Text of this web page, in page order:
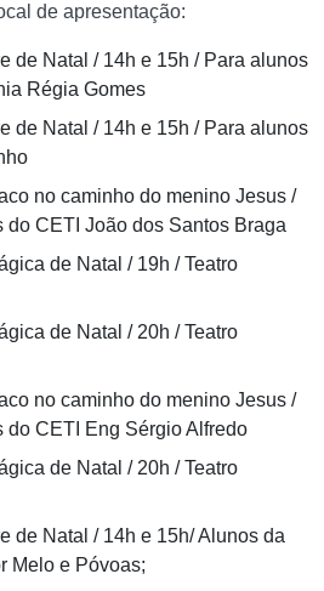
de apresentação:
de Natal / 14h e 15h / Para alunos
Régia Gomes
de Natal / 14h e 15h / Para alunos
no caminho do menino Jesus /
do CETI João dos Santos Braga
de Natal / 19h / Teatro
de Natal / 20h / Teatro
no caminho do menino Jesus /
do CETI Eng Sérgio Alfredo
de Natal / 20h / Teatro
de Natal / 14h e 15h/ Alunos da
Melo e Póvoas;